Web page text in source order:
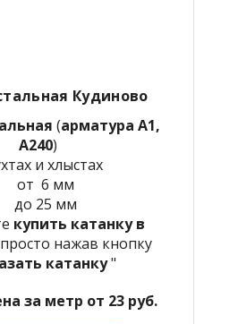
Кудиново
(арматура А1,
А240)
и хлыстах
от 6 мм
до 25 мм
купить катанку в
просто нажав кнопку
катанку"
за метр от 23 руб.